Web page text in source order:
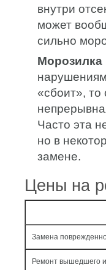
внутри
может
сильно
Морозилка
«сбоит»,
Часто эта
но в
замене.
Цены на
Замена
Ремонт вышедшего